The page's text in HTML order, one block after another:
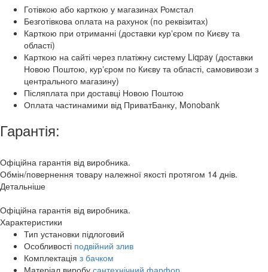
Готівкою або карткою у магазинах Ромстал
Безготівкова оплата на рахунок (по реквізитах)
Карткою при отриманні (доставки курʼєром по Києву та
області)
Карткою на сайті через платіжну систему Liqpay (доставки
Новою Поштою, курʼєром по Києву та області, самовивози з
центрального магазину)
Післяплата при доставці Новою Поштою
Оплата частинамими від ПриватБанку, Monobank
Гарантія:
Офіційна гарантія від виробника.
Обмін/повернення товару належної якості протягом 14 днів.
Детальніше
Офіційна гарантія від виробника.
Характеристики
Тип установки підлоговий
Особливості подвійний злив
Комплектація з бачком
Матеріал виробу сантехнічний фарфор